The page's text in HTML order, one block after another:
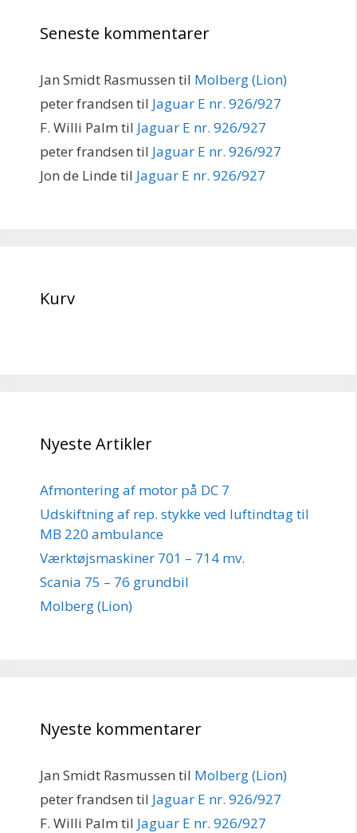
Seneste kommentarer
Jan Smidt Rasmussen til Molberg (Lion)
peter frandsen til Jaguar E nr. 926/927
F. Willi Palm til Jaguar E nr. 926/927
peter frandsen til Jaguar E nr. 926/927
Jon de Linde til Jaguar E nr. 926/927
Kurv
Nyeste Artikler
Afmontering af motor på DC 7
Udskiftning af rep. stykke ved luftindtag til
MB 220 ambulance
Værktøjsmaskiner 701 – 714 mv.
Scania 75 – 76 grundbil
Molberg (Lion)
Nyeste kommentarer
Jan Smidt Rasmussen til Molberg (Lion)
peter frandsen til Jaguar E nr. 926/927
F. Willi Palm til Jaguar E nr. 926/927